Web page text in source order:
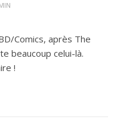
Comics, après The
beaucoup celui-là.
!